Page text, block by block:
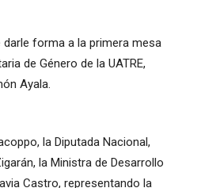
forma a la primera mesa
de Género de la UATRE,
Ayala.
la Diputada Nacional,
la Ministra de Desarrollo
Castro, representando la